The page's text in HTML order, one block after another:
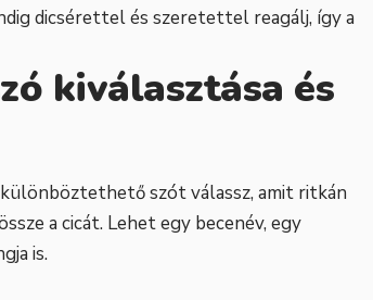
dicsérettel és szeretettel reagálj, így a
kiválasztása és
szót válassz, amit ritkán
a cicát. Lehet egy becenév, egy
is.